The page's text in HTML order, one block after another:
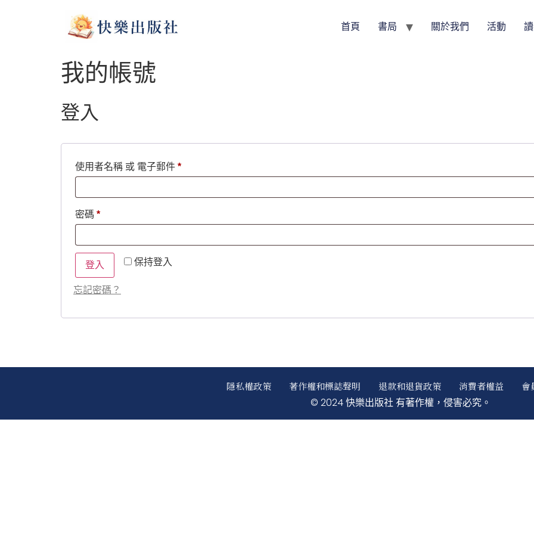
首頁 書局 關於我們 活動
我的帳號
登入
使用者名稱 或 電子郵件 *
密碼 *
保持登入
登入
忘記密碼？
隱私權政策 著作權和標誌聲明 退款和退貨政策 消費者權益 會
© 2024 快樂出版社 有著作權，侵害必究。